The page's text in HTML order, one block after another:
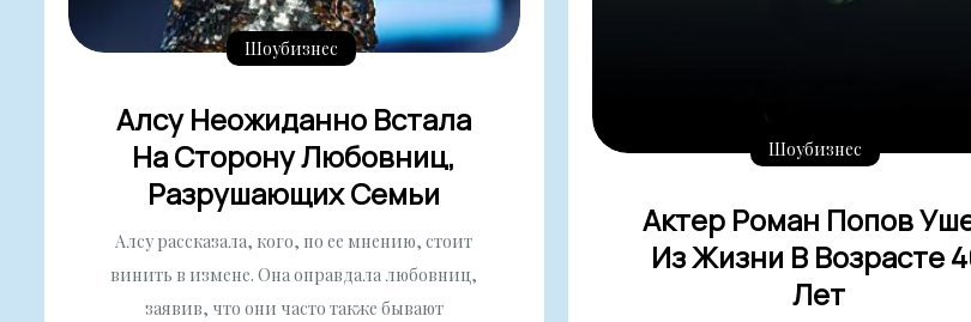
Шоубизнес
Алсу Неожиданно Встала
На Сторону Любовниц,
Разрушающих Семьи
Алсу рассказала, кого, по ее мнению, стоит
винить в измене. Она оправдала любовниц,
заявив, что они часто также бывают
Шоубизнес
Актер Роман Попов
Из Жизни В Возрасте
Лет